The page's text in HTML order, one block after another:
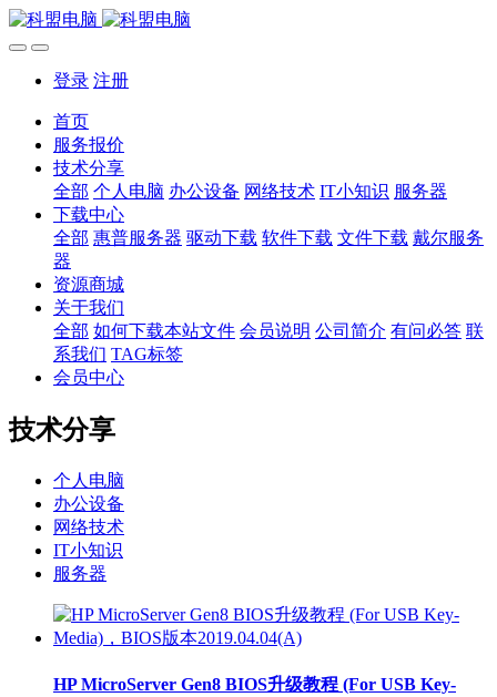
登录 注册
首页
服务报价
技术分享
全部 个人电脑 办公设备 网络技术 IT小知识 服务器
下载中心
全部 惠普服务器 驱动下载 软件下载 文件下载 戴尔服务
器
资源商城
关于我们
全部 如何下载本站文件 会员说明 公司简介 有问必答 联
系我们 TAG标签
会员中心
技术分享
个人电脑
办公设备
网络技术
IT小知识
服务器
HP MicroServer Gen8 BIOS升级教程 (For USB Key-